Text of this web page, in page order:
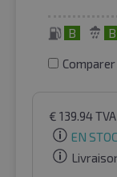
B B
€ 139.94
EN